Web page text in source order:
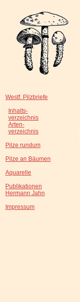
Westf. Pilzbriefe
Inhalts-
verzeichnis
Arten-
verzeichnis
Pilze rundum
Pilze an Bäumen
Aquarelle
Publikationen
Hermann Jahn
Impressum